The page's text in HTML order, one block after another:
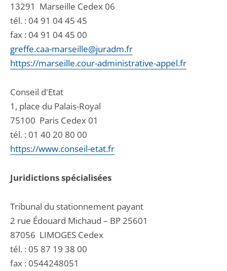
13291 Marseille Cedex 06
tél. : 04 91 04 45 45
fax : 04 91 04 45 00
greffe.caa-marseille@juradm.fr
https://marseille.cour-administrative-appel.fr
Conseil d'Etat
1, place du Palais-Royal
75100 Paris Cedex 01
tél. : 01 40 20 80 00
https://www.conseil-etat.fr
Juridictions spécialisées
Tribunal du stationnement payant
2 rue Édouard Michaud – BP 25601
87056 LIMOGES Cedex
tél. : 05 87 19 38 00
fax : 0544248051